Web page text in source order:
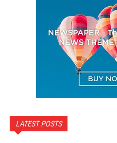
LATEST POSTS